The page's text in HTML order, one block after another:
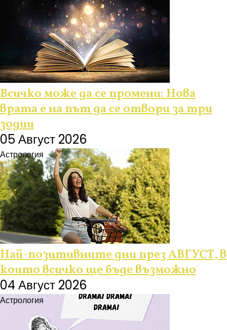
Всичко може да се промени: Нова
врата е на път да се отвори за три
зодии
05 Август 2026
Астрология
Най-позитивните дни през АВГУСТ, в
които всичко ще бъде възможно
04 Август 2026
Астрология